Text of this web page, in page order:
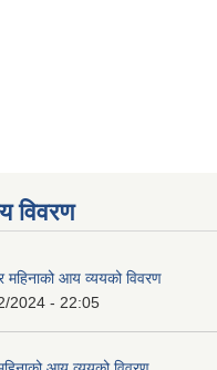
विवरण
आय व्ययको विवरण
2024 - 22:05